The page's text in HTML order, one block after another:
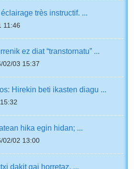
très instructif. ...
11:46
ez diat “transtornatu” ...
02/03 15:37
Hirekin beti ikasten diagu ...
hika egin hidan; ...
02/02 13:00
dakit gai horretaz. ...